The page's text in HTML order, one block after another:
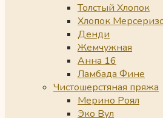
Толстый Хлопок
Хлопок
Денди
Жемчужная
Анна 16
Ламбада Фине
Чистошерстяная пряжа
Мерино Роял
Эко Вул